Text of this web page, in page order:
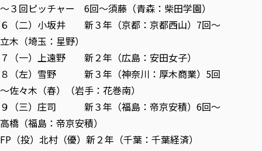
～３回ピッチャー 6回～須藤（青森：柴田学園）
６（二）小坂井 新３年（京都：京都西山）7回～
立木（埼玉：星野）
７（一）上遠野 新２年（広島：安田女子）
８（左）雪野 新３年（神奈川：厚木商業）5回
～佐々木（春）（岩手：花巻南）
９（三）庄司 新３年（福島：帝京安積）6回～
高橋（福島：帝京安積）
FP（投）北村（優）新２年（千葉：千葉経済）